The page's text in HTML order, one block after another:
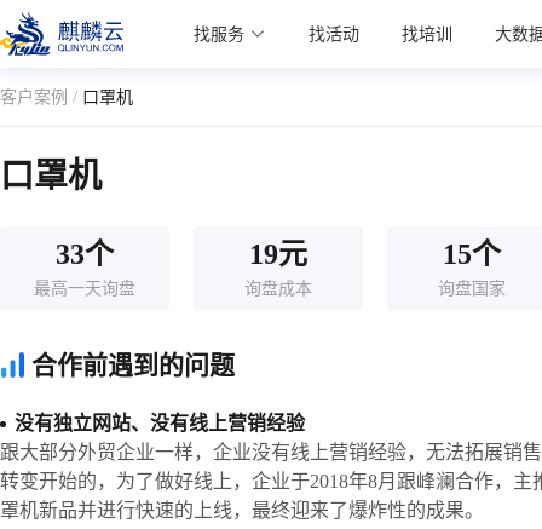
麒麟学院
Kylin Academy 找服务 找活动 找培训 大数
客户案例 / 口罩机
口罩机
33个
最高一天询盘
19元
询盘成本
15个
询盘国家
合作前遇到的问题
没有独立网站、没有线上营销经验
跟大部分外贸企业一样，企业没有线上营销经验，无法拓展销
转变开始的，为了做好线上，企业于2018年8月跟峰澜合作，
罩机新品并进行快速的上线，最终迎来了爆炸性的成果。